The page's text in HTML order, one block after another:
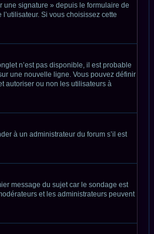
une signature » depuis le formulaire de
Si vous choisissez cette
n’est pas disponible, il est probable
une nouvelle ligne. Vous pouvez définir
autoriser ou non les utilisateurs à
à un administrateur du forum s’il est
message du sujet car le sondage est
et les administrateurs peuvent